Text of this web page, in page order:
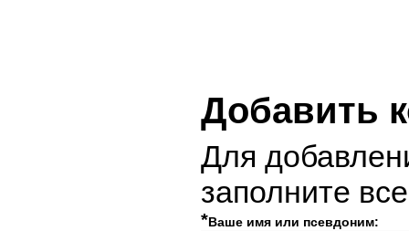
Добавить
Для
заполните
*Ваше имя или псевдоним: